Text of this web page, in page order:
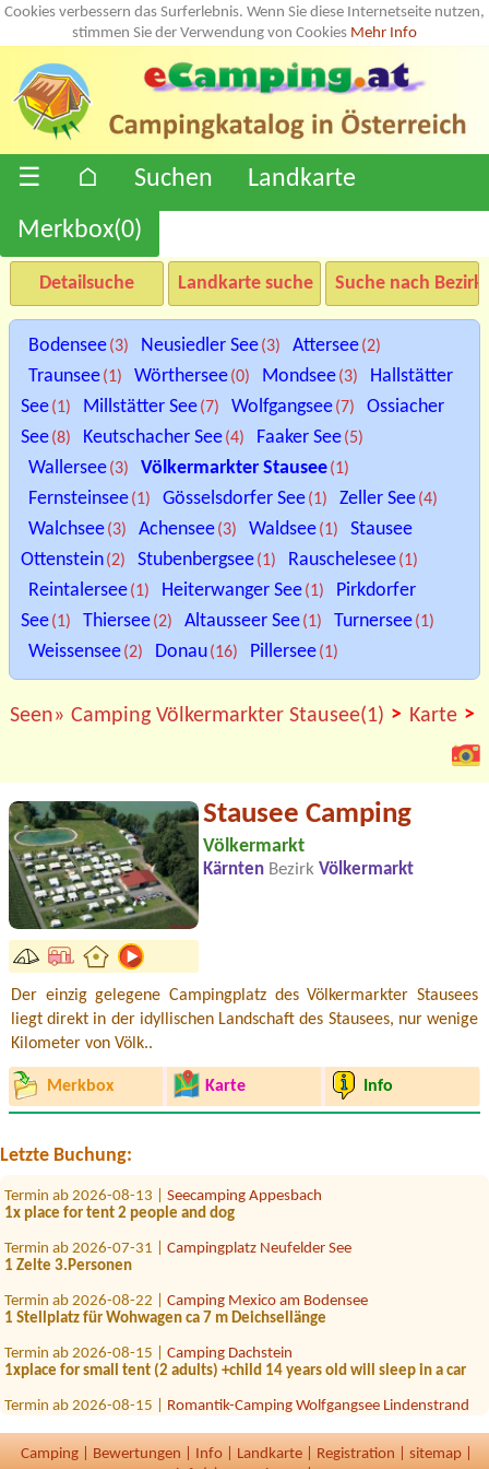
Cookies verbessern das Surferlebnis. Wenn Sie diese Internetseite nutzen,
stimmen Sie der Verwendung von Cookies Mehr Info
☰ ⌂ Suchen
Landkarte
Merkbox(0)
Detailsuche Landkarte suche Suche nach
Bodensee(3) Neusiedler See(3) Attersee(2)
Traunsee(1) Wörthersee(0) Mondsee(3)
Hallstätter
See(1) Millstätter See(7) Wolfgangsee(7)
Ossiacher
See(8) Keutschacher See(4) Faaker See(5)
Wallersee(3) Völkermarkter Stausee(1)
Fernsteinsee(1) Gösselsdorfer See(1) Zeller See(4)
Walchsee(3) Achensee(3) Waldsee(1)
Stausee
Ottenstein(2) Stubenbergsee(1) Rauschelesee(1)
Reintalersee(1) Heiterwanger See(1)
Pirkdorfer
See(1) Thiersee(2) Altausseer See(1) Turnersee(1)
Weissensee(2) Donau(16) Pillersee(1)
Seen» Camping Völkermarkter Stausee(1) > Karte >
Stausee Camping
Völkermarkt
Kärnten Bezirk Völkermarkt
Der einzig gelegene Campingplatz des Völkermarkter Stausees
liegt direkt in der idyllischen Landschaft des Stausees, nur wenige
Kilometer von Völk..
Merkbox Karte Info
Letzte Buchung:
Termin ab 2026-07-25 |
Seecamping Hoffman
Wohnwagen, El. Anschluss, 2 Personen, 2 Hunde
1x Stellplatz mi el.An, 1 Person + 2 Kinder
Termin ab 2026-08-13 | Seecamping Appesbach
1x place for tent 2 people and dog
Termin ab 2026-07-31 | Campingplatz Neufelder See
1 Zelte 3.Personen
Termin ab 2026-08-22 | Camping Mexico am Bodensee
1 Stellplatz für Wohwagen ca 7 m Deichsellänge
Termin ab 2026-08-15 | Camping Dachstein
1xplace for small tent (2 adults) +child 14 years old will sleep in a car
Termin ab 2026-08-15 | Romantik-Camping Wolfgangsee Lindenstrand
Termin ab 2026-08-12 |MurAuen Camping Gosdorf
Camping Bewertungen Info Landkarte Registration sitemap